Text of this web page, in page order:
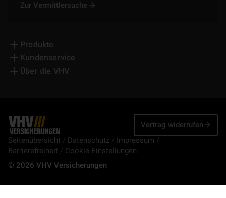
Zur Vermittlersuche
Produkte
Kundenservice
Über die VHV
Seitenübersicht Datenschutz
Impressum
Barrierefreiheit
Cookie-Einstellungen
© 2026 VHV Versicherungen
Vertrag widerrufen